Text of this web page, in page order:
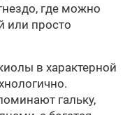
где можно
или просто
в характерной
гальку,